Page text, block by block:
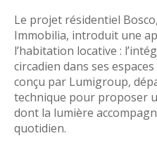
Le projet résidentiel
Immobilia, introduit une
l’habitation locative :
circadien dans ses
conçu par Lumigroup,
technique pour proposer
dont la lumière
quotidien.